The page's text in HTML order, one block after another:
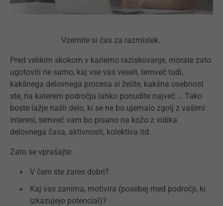
Vzemite si čas za razmislek.
Pred velikim skokom v karierno raziskovanje, morate zato
ugotoviti ne samo, kaj vse vas veseli, temveč tudi,
kakšnega delovnega procesa si želite, kakšna osebnost
ste, na katerem področju lahko ponudite največ … Tako
boste lažje našli delo, ki se ne bo ujemalo zgolj z vašimi
interesi, temveč vam bo pisano na kožo z vidika
delovnega časa, aktivnosti, kolektiva itd.
Zato se vprašajte:
V čem ste zares dobri?
Kaj vas zanima, motivira (posebej med področji, ki
izkazujejo potencial)?